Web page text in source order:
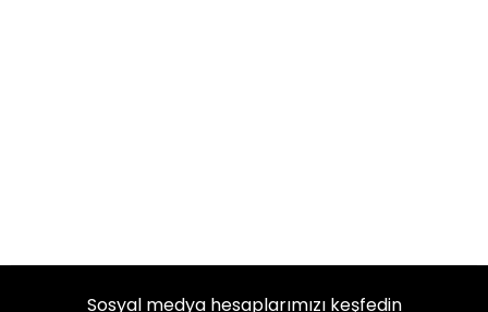
Sosyal medya hesaplarımızı keşfedin